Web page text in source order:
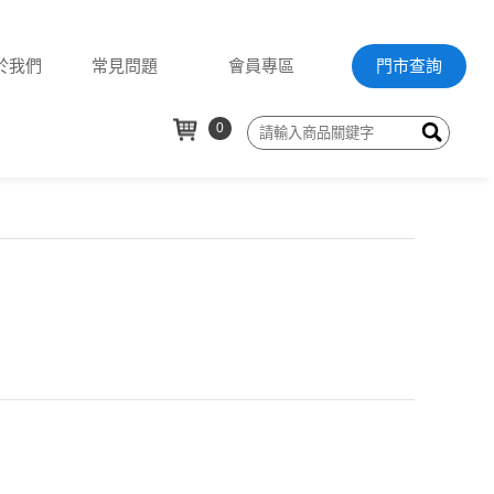
我們 常見問題 會員專區 門市查詢
0